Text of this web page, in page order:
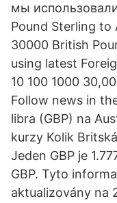
мы
Pound Sterling to
30000 British
using latest
10 100 1000
Follow news in
libra (GBP) na
kurzy Kolik
Jeden GBP je
GBP. Tyto
aktualizovány na